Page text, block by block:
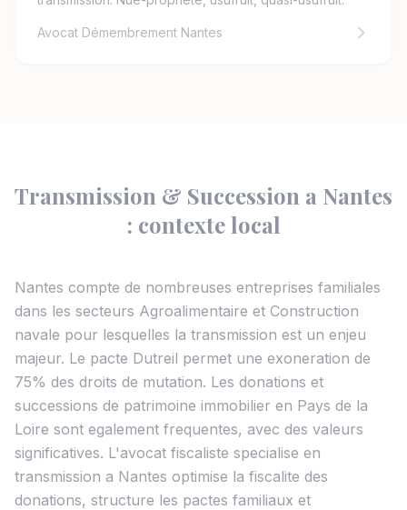
Avocat Démembrement Nantes
Transmission & Succession a Nantes
: contexte local
Nantes compte de nombreuses entreprises familiales
dans les secteurs Agroalimentaire et Construction
navale pour lesquelles la transmission est un enjeu
majeur. Le pacte Dutreil permet une exoneration de
75% des droits de mutation. Les donations et
successions de patrimoine immobilier en Pays de la
Loire sont egalement frequentes, avec des valeurs
significatives. L'avocat fiscaliste specialise en
transmission a Nantes optimise la fiscalite des
donations, structure les pactes familiaux et